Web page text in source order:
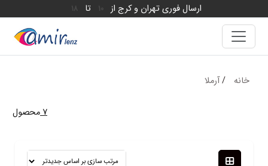
ارسال فوری تهران و کرج از 10 تا 18
خانه /آرملا
7محصول